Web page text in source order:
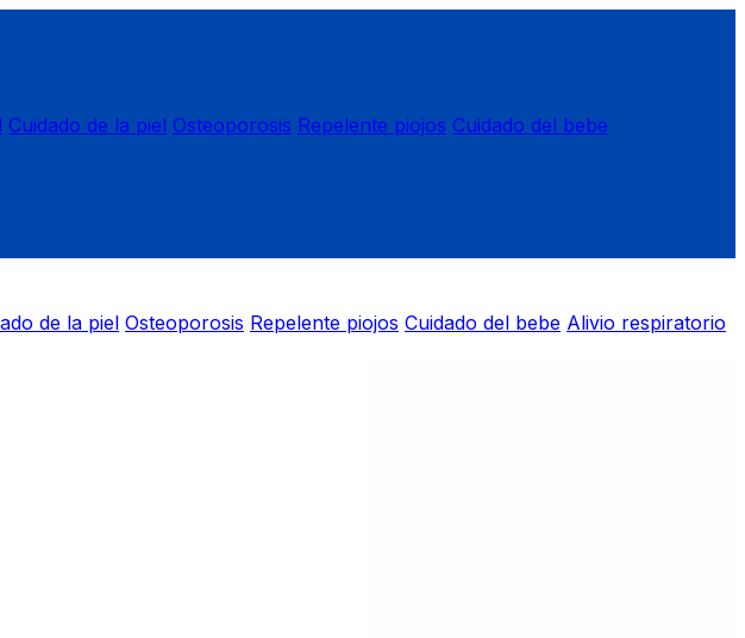
Cuidado de la piel Osteoporosis Repelente piojos Cuidado del bebe
de la piel Osteoporosis Repelente piojos Cuidado del bebe Alivio respiratorio